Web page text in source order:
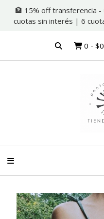
🏦 15% off transferencia
cuotas sin interés | 6
0 -